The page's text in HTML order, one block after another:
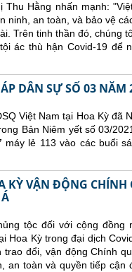
Thu Hằng nhấn mạnh:
ninh, an toàn, và bảo vệ
Trên tinh thần đó, chúng
ác thù hận Covid-19 để
DÂN SỰ SỐ 03 NĂM
Việt Nam tại Hoa Kỳ đã
Bản Niêm yết số 03/
máy lẻ 113 vào các buổi
VẬN ĐỘNG CHÍNH
tộc đối với cộng đồng
Hoa Kỳ trong đại dịch
đổi, vận động Chính
an toàn và quyền tiếp cận